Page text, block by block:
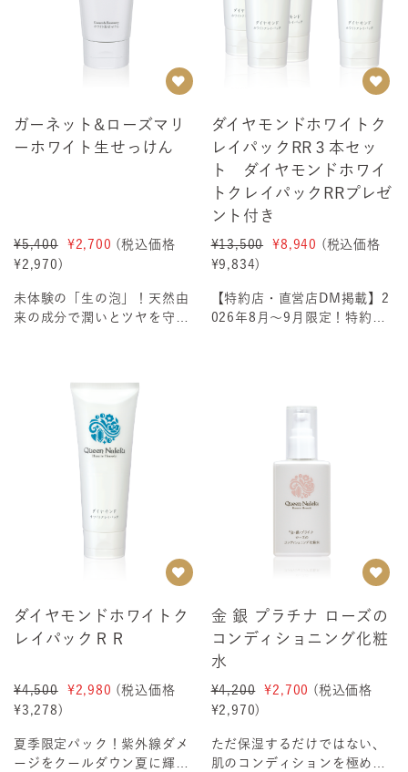
ガーネット&ローズマリ
ーホワイト生せっけん
¥5,400 ¥2,700 (税込価格
¥2,970 )
未体験の「生の泡」！天然由
来の成分で潤いとツヤを守り
ダイヤモンドホワイトク
レイパックRR３本セッ
ト ダイヤモンドホワイ
トクレイパックRRプレゼ
ント付き
¥13,500 ¥8,940 (税込価格
¥9,834)
【特約店・直営店DM掲載】2
026年8月～9月限定！特約
ダイヤモンドホワイトク
レイパックＲＲ
¥4,500 ¥2,980 (税込価格
¥3,278 )
夏季限定パック！紫外線ダメ
ージをクールダウン夏に輝く
金 銀 プラチナ ローズの
コンディショニング化粧
水
¥4,200 ¥2,700 (税込価格
¥2,970)
ただ保湿するだけではない、
肌のコンディションを極める